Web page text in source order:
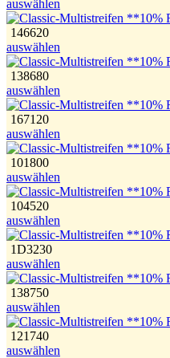
auswählen
146620
auswählen
138680
auswählen
167120
auswählen
101800
auswählen
104520
auswählen
1D3230
auswählen
138750
auswählen
121740
auswählen